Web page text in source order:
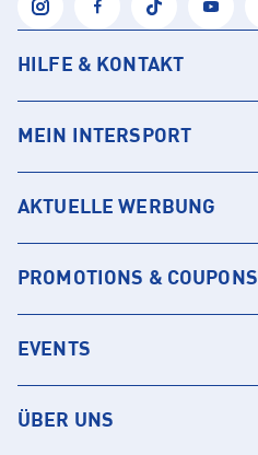
HILFE & KONTAKT
MEIN INTERSPORT
AKTUELLE WERBUNG
PROMOTIONS & COUPONS
EVENTS
ÜBER UNS